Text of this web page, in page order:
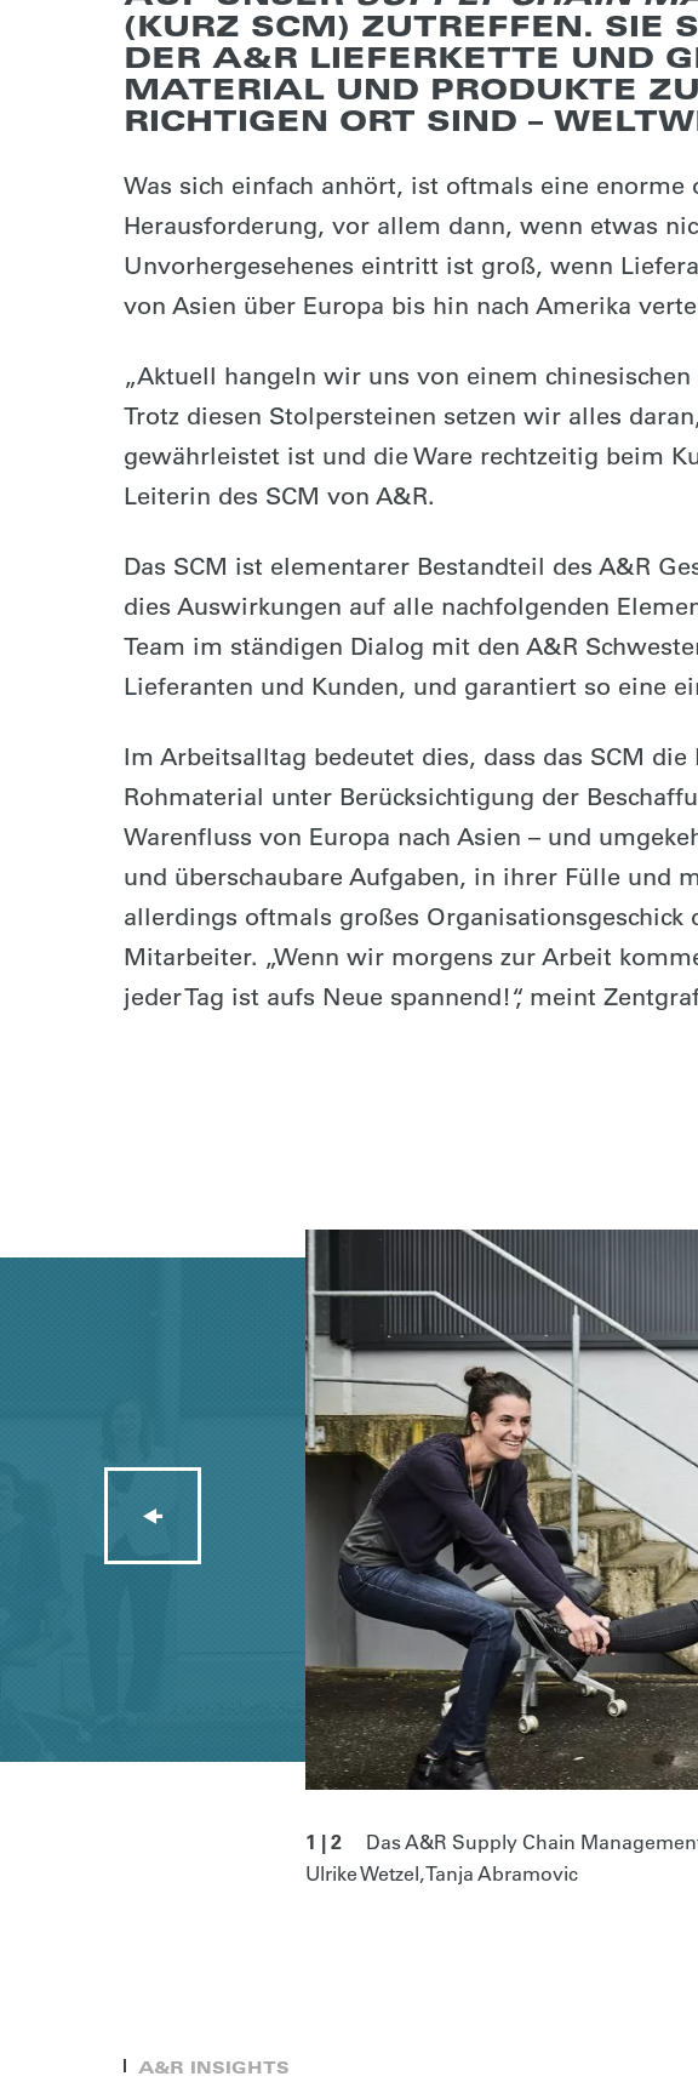
(KURZ SCM) ZUTREFFEN. SIE
DER A&R LIEFERKETTE UND
MATERIAL UND PRODUKTE
RICHTIGEN ORT SIND –
Was sich einfach anhört, ist oftmals eine
Herausforderung, vor allem dann, wenn etwas
Unvorhergesehenes eintritt ist groß, wenn
von Asien über Europa bis hin nach Amerika
„Aktuell hangeln wir uns von einem
Trotz diesen Stolpersteinen setzen wir alles
gewährleistet ist und die Ware rechtzeitig beim
Leiterin des SCM von A&R.
Das SCM ist elementarer Bestandteil des A&R
dies Auswirkungen auf alle nachfolgenden
Team im ständigen Dialog mit den A&R
Lieferanten und Kunden, und garantiert so eine
Im Arbeitsalltag bedeutet dies, dass das SCM
Rohmaterial unter Berücksichtigung der
Warenfluss von Europa nach Asien – und
und überschaubare Aufgaben, in ihrer Fülle und
allerdings oftmals großes Organisationsgeschick
Mitarbeiter. „Wenn wir morgens zur Arbeit
jeder Tag ist aufs Neue spannend!“, meint
1 | 2
Das A&R Supply Chain
Ulrike Wetzel, Tanja Abramovic
A&R INSIGHTS